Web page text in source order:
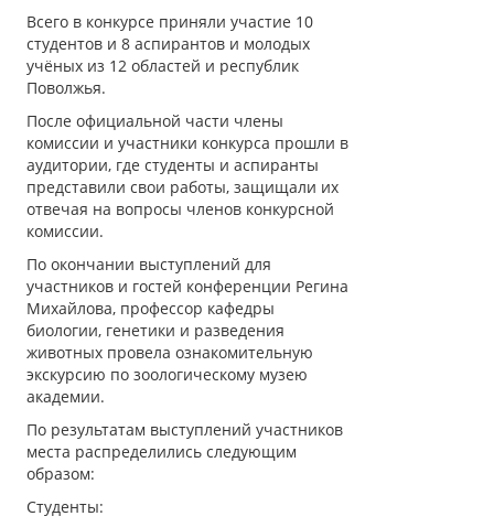
Всего в конкурсе приняли участие 10
студентов и 8 аспирантов и молодых
учёных из 12 областей и республик
Поволжья.
После официальной части члены
комиссии и участники конкурса прошли в
аудитории, где студенты и аспиранты
представили свои работы, защищали их
отвечая на вопросы членов конкурсной
комиссии.
По окончании выступлений для
участников и гостей конференции Регина
Михайлова, профессор кафедры
биологии, генетики и разведения
животных провела ознакомительную
экскурсию по зоологическому музею
академии.
По результатам выступлений участников
места распределились следующим
образом:
Студенты: